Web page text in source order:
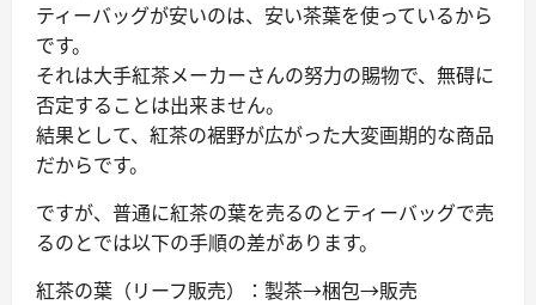
ティーバッグが安いのは、安い茶葉を使っているから
です。
それは大手紅茶メーカーさんの努力の賜物で、無碍に
否定することは出来ません。
結果として、紅茶の裾野が広がった大変画期的な商品
だからです。
ですが、普通に紅茶の葉を売るのとティーバッグで売
るのとでは以下の手順の差があります。
紅茶の葉（リーフ販売）：製茶→梱包→販売